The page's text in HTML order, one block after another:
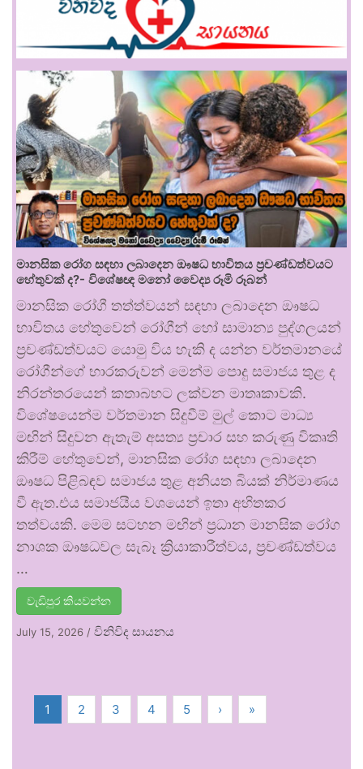
මානසික රෝග සඳහා ලබාදෙන ඖෂධ භාවිතය ප්‍රචණ්ඩත්වයට
හේතුවක් ද?- විශේෂඥ මනෝ වෛද්‍ය රූමි රූබන්
මානසික රෝගී තත්ත්වයන් සඳහා ලබාදෙන ඖෂධ
භාවිතය හේතුවෙන් රෝගීන් හෝ සාමාන්‍ය පුද්ගලයන්
ප්‍රචණ්ඩත්වයට යොමු විය හැකි ද යන්න වර්තමානයේ
රෝගීන්ගේ භාරකරුවන් මෙන්ම පොදු සමාජය තුළ ද
නිරන්තරයෙන් කතාබහට ලක්වන මාතෘකාවකි.
විශේෂයෙන්ම වර්තමාන සිදුවීම් මුල් කොට මාධ්‍ය
මඟින් සිදුවන ඇතැම් අසත්‍ය ප්‍රචාර සහ කරුණු විකෘති
කිරීම් හේතුවෙන්, මානසික රෝග සඳහා ලබාදෙන
ඖෂධ පිළිබඳව සමාජය තුළ අනියත බියක් නිර්මාණය
වී ඇත.එය සමාජයීය වශයෙන් ඉතා අහිතකර
තත්වයකි. මෙම සටහන මඟින් ප්‍රධාන මානසික රෝග
නාශක ඖෂධවල සැබෑ ක්‍රියාකාරීත්වය, ප්‍රචණ්ඩත්වය
…
වැඩිපුර කියවන්න
July 15, 2026 / විනිවිද සායනය
1 2 3 4 5 › »